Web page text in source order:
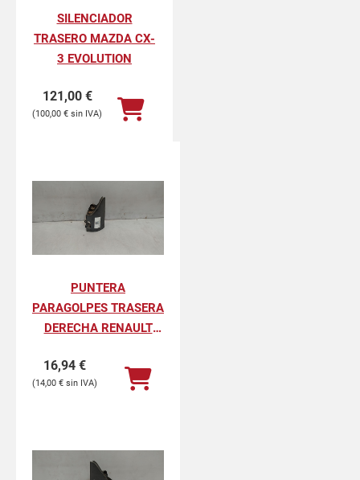
SILENCIADOR
TRASERO MAZDA CX-
3 EVOLUTION
121,00 €
100,00 €
PUNTERA
PARAGOLPES TRASERA
DERECHA RENAULT
PROFESIONAL
16,94 €
14,00 €